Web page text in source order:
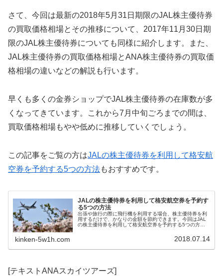
さて、今回は最新の2018年5月31日期限のJAL株主優待券
の買取価格相場とその推移について、2017年11月30日期
限のJAL株主優待券についても同様に紹介します。また、
JAL株主優待券の買取価格相場とANA株主優待券の買取価
格相場の違いなどの解説も行います。
早くも多くの金券ショップでJAL株主優待券の在庫数が多
くなってきています。これから7月中旬ごろまでの間は、
買取価格相場もやや低めに推移していくでしょう。
この記事をご覧の方はJALの株主優待券を利用して格安航
空券を予約する5つの方法もおすすめです。
JALの株主優待券を利用して格安航空券を予約す
る5つの方法
出張や旅行の際に飛行機を利用する場合、株主優待券を利
用するだけで、かなりの金額を節約できます。今回はJAL
の株主優待券を利用して格安航空券を予約する5つの方法
になっています。受けられるサービスは同じですから、や
kinken-5w1h.com 2018.07.14
[テキストANAスカイツアーズ]